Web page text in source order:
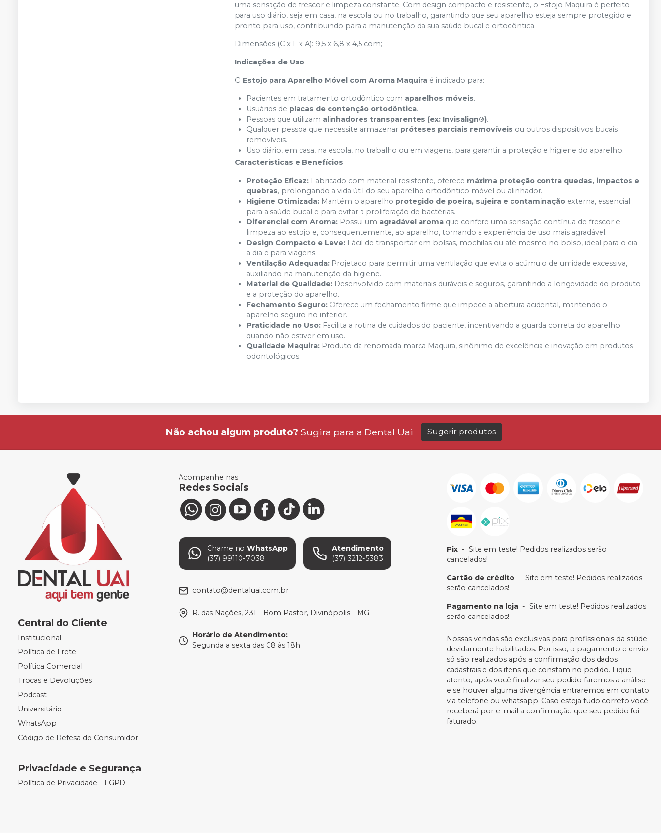
uma sensação de frescor e limpeza constante. Com design compacto e resistente, o Estojo Maquira é perfeito
para uso diário, seja em casa, na escola ou no trabalho, garantindo que seu aparelho esteja sempre protegido e
pronto para uso, contribuindo para a manutenção da sua saúde bucal e ortodôntica.
Dimensões (C x L x A): 9,5 x 6,8 x 4,5 com;
Indicações de Uso
O Estojo para Aparelho Móvel com Aroma Maquira é indicado para:
Pacientes em tratamento ortodôntico com aparelhos móveis.
Usuários de placas de contenção ortodôntica.
Pessoas que utilizam alinhadores transparentes (ex: Invisalign®).
Qualquer pessoa que necessite armazenar próteses parciais removíveis ou outros dispositivos bucais
removíveis.
Uso diário, em casa, na escola, no trabalho ou em viagens, para garantir a proteção e higiene do aparelho.
Características e Benefícios
Proteção Eficaz: Fabricado com material resistente, oferece máxima proteção contra quedas, impactos e
quebras, prolongando a vida útil do seu aparelho ortodôntico móvel ou alinhador.
Higiene Otimizada: Mantém o aparelho protegido de poeira, sujeira e contaminação externa, essencial
para a saúde bucal e para evitar a proliferação de bactérias.
Diferencial com Aroma: Possui um agradável aroma que confere uma sensação contínua de frescor e
limpeza ao estojo e, consequentemente, ao aparelho, tornando a experiência de uso mais agradável.
Design Compacto e Leve: Fácil de transportar em bolsas, mochilas ou até mesmo no bolso, ideal para o dia
a dia e para viagens.
Ventilação Adequada: Projetado para permitir uma ventilação que evita o acúmulo de umidade excessiva,
auxiliando na manutenção da higiene.
Material de Qualidade: Desenvolvido com materiais duráveis e seguros, garantindo a longevidade do produto
e a proteção do aparelho.
Fechamento Seguro: Oferece um fechamento firme que impede a abertura acidental, mantendo o
aparelho seguro no interior.
Praticidade no Uso: Facilita a rotina de cuidados do paciente, incentivando a guarda correta do aparelho
quando não estiver em uso.
Qualidade Maquira: Produto da renomada marca Maquira, sinônimo de excelência e inovação em produtos
odontológicos.
Não achou algum produto? Sugira para a Dental Uai Sugerir produtos
Central do Cliente
Institucional
Política de Frete
Política Comercial
Trocas e Devoluções
Podcast
Universitário
WhatsApp
Código de Defesa do Consumidor
Privacidade e Segurança
Política de Privacidade - LGPD
Acompanhe nas
Redes Sociais
Chame no WhatsApp
(37) 99110-7038
Atendimento
(37) 3212-5383
contato@dentaluai.com.br
R. das Nações, 231 - Bom Pastor, Divinópolis - MG
Horário de Atendimento:
Segunda a sexta das 08 às 18h
Pix - Site em teste! Pedidos realizados serão
cancelados!
Cartão de crédito - Site em teste! Pedidos realizados
serão cancelados!
Pagamento na loja - Site em teste! Pedidos realizados
serão cancelados!
Nossas vendas são exclusivas para profissionais da saúde
devidamente habilitados. Por isso, o pagamento e envio
só são realizados após a confirmação dos dados
cadastrais e dos itens que constam no pedido. Fique
atento, após você finalizar seu pedido faremos a análise
e se houver alguma divergência entraremos em contato
via telefone ou whatsapp. Caso esteja tudo correto você
receberá por e-mail a confirmação que seu pedido foi
faturado.